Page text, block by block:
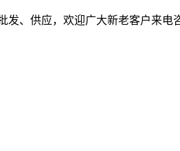
发、供应，欢迎广大新老客户来电